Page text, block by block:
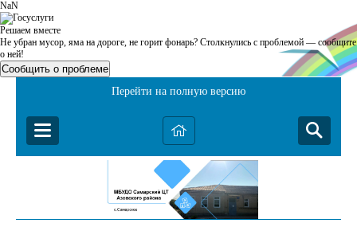
NaN
Решаем вместе
Не убран мусор, яма на дороге, не горит фонарь? Столкнулись с проблемой — сообщите
о ней!
Сообщить о проблеме
Перейти на полную версию